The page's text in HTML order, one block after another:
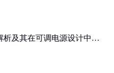
析及其在可调电源设计中的